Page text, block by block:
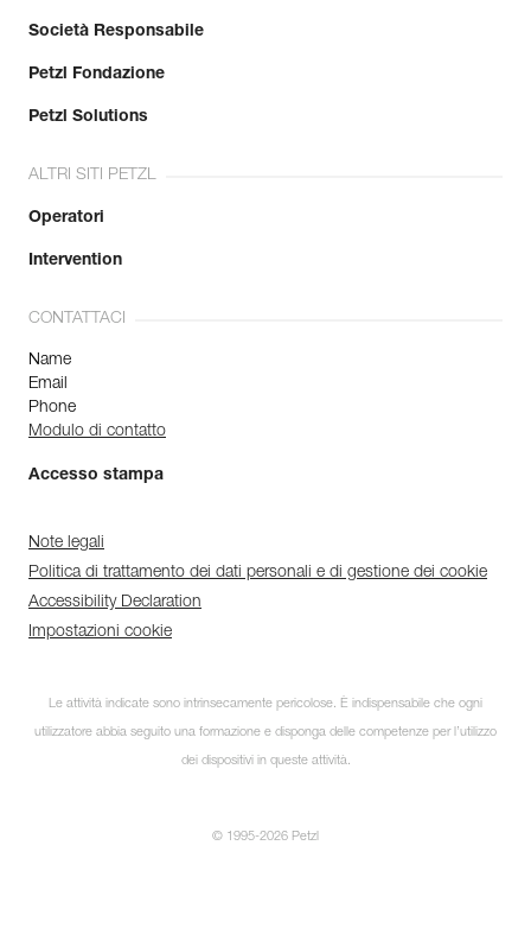
Società Responsabile
Petzl Fondazione
Petzl Solutions
ALTRI SITI PETZL
Operatori
Intervention
CONTATTACI
Name
Email
Phone
Modulo di contatto
Accesso stampa
Note legali
Politica di trattamento dei dati personali e di gestione dei cookie
Accessibility Declaration
Impostazioni cookie
Le attività indicate sono intrinsecamente pericolose. È indispensabile che ogni
utilizzatore abbia seguito una formazione e disponga delle competenze per l’utilizzo
dei dispositivi in queste attività.
© 1995-2026 Petzl